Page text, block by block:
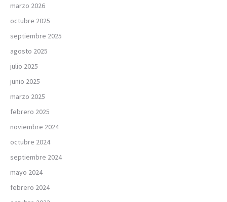
marzo 2026
octubre 2025
septiembre 2025
agosto 2025
julio 2025
junio 2025
marzo 2025
febrero 2025
noviembre 2024
octubre 2024
septiembre 2024
mayo 2024
febrero 2024